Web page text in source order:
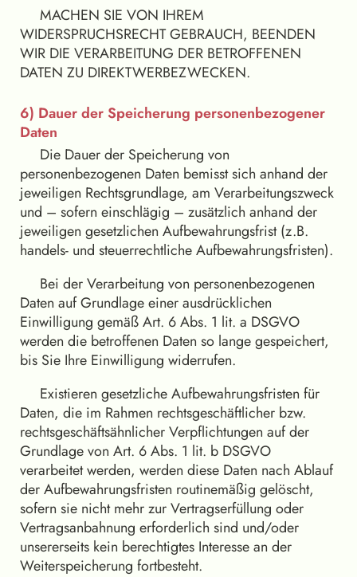
MACHEN SIE VON IHREM
WIDERSPRUCHSRECHT GEBRAUCH, BEENDEN
WIR DIE VERARBEITUNG DER BETROFFENEN
DATEN ZU DIREKTWERBEZWECKEN.
6) Dauer der Speicherung personenbezogener
Daten
Die Dauer der Speicherung von
personenbezogenen Daten bemisst sich anhand der
jeweiligen Rechtsgrundlage, am Verarbeitungszweck
und – sofern einschlägig – zusätzlich anhand der
jeweiligen gesetzlichen Aufbewahrungsfrist (z.B.
handels- und steuerrechtliche Aufbewahrungsfristen).
Bei der Verarbeitung von personenbezogenen
Daten auf Grundlage einer ausdrücklichen
Einwilligung gemäß Art. 6 Abs. 1 lit. a DSGVO
werden die betroffenen Daten so lange gespeichert,
bis Sie Ihre Einwilligung widerrufen.
Existieren gesetzliche Aufbewahrungsfristen für
Daten, die im Rahmen rechtsgeschäftlicher bzw.
rechtsgeschäftsähnlicher Verpflichtungen auf der
Grundlage von Art. 6 Abs. 1 lit. b DSGVO
verarbeitet werden, werden diese Daten nach Ablauf
der Aufbewahrungsfristen routinemäßig gelöscht,
sofern sie nicht mehr zur Vertragserfüllung oder
Vertragsanbahnung erforderlich sind und/oder
unsererseits kein berechtigtes Interesse an der
Weiterspeicherung fortbesteht.